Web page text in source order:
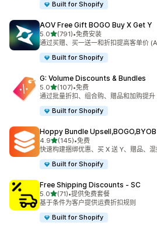
Built for Shopify
AOV Free Gift BOGO Buy X Get Y
5.0星（满分 5 星）
(791)
总共 791 条评论
•免费安装
通过买赠、买一送一和折扣提高客单价
Built for Shopify
G: Volume Discounts & Bundles
5.0星（满分 5 星）
(107)
总共 107 条评论
•免费
通过批量折扣、组合购、赠品和加购提
Built for Shopify
Hoppy Bundle Upsell,BOGO,BYOB
4.9星（满分 5 星）
(145)
总共 145 条评论
•免费
快速构建捆绑优惠、买 X 送 Y、赠品、
Built for Shopify
Free Shipping Discounts ‑ SC
5.0星（满分 5 星）
(71)
总共 71 条评论
•提供免费套餐
基于条件为客户提供运费折扣规则
Built for Shopify